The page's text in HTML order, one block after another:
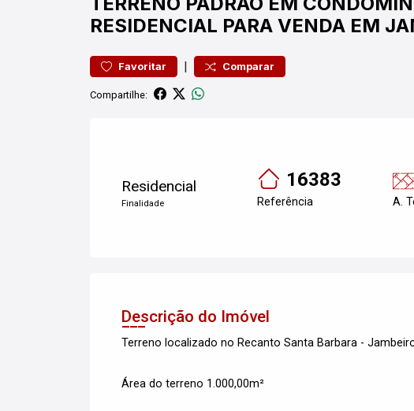
RESIDENCIAL PARA VENDA EM
Favoritar | Comparar
Compartilhe:
Residencial
Finalidade
16383
Referência A.
Descrição do Imóvel
Terreno localizado no Recanto Santa Barbara -
Área do terreno 1.000,00m²